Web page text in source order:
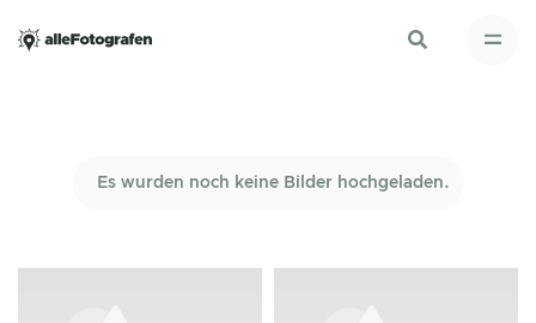
Es wurden noch keine Bilder hochgeladen.